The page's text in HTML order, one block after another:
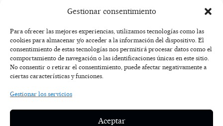
Gestionar consentimiento
Para ofrecer las mejores experiencias, utilizamos tecnologías como las
cookies para almacenar y/o acceder a la información del dispositivo. El
consentimiento de estas tecnologías nos permitirá procesar datos como el
comportamiento de navegación o las identificaciones únicas en este sitio.
No consentir o retirar el consentimiento, puede afectar negativamente a
ciertas características y funciones.
Gestionar los servicios
Aceptar
F
a
c
e
f
I
n
s
t
X
-
t
w
Y
o
u
t
T
i
k
t
AVISO